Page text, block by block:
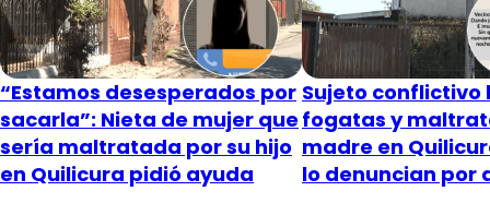
“Estamos desesperados por
sacarla”: Nieta de mujer que
sería maltratada por su hijo
en Quilicura pidió ayuda
Sujeto conflictivo
fogatas y
madre en
lo denuncian por